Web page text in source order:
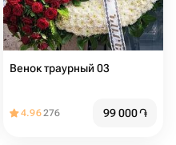
Венок траурный 03
4.96276 99 000֏